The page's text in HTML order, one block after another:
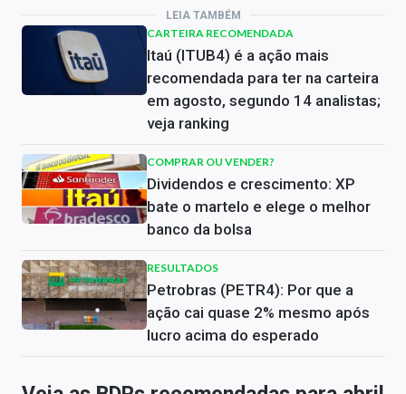
LEIA TAMBÉM
CARTEIRA RECOMENDADA
Itaú (ITUB4) é a ação mais
recomendada para ter na carteira
em agosto, segundo 14 analistas;
veja ranking
COMPRAR OU VENDER?
Dividendos e crescimento: XP
bate o martelo e elege o melhor
banco da bolsa
RESULTADOS
Petrobras (PETR4): Por que a
ação cai quase 2% mesmo após
lucro acima do esperado